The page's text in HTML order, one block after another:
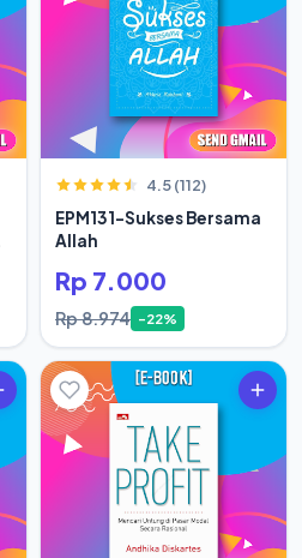
4.5 (112)
EPM131-Sukses Bersama
Allah
Rp 7.000
Rp 8.974 -22%